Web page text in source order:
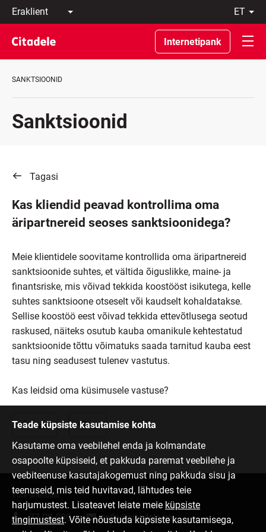
Eraklient
Äriklient
Pangast
C
REWARDS
et
Eesti
По-
русски
In
Internetipank
SANKTSIOONID
Sanktsioonid
Tagasi
Kas kliendid peavad kontrollima oma
äripartnereid seoses sanktsioonidega?
Meie klientidele soovitame kontrollida oma äripartnereid
sanktsioonide suhtes, et vältida õiguslikke, maine- ja
finantsriske, mis võivad tekkida koostööst isikutega, kelle
suhtes sanktsioone otseselt või kaudselt kohaldatakse.
Sellise koostöö eest võivad tekkida ettevõtlusega seotud
raskused, näiteks osutub kauba omanikule kehtestatud
sanktsioonide tõttu võimatuks saada tarnitud kauba eest
tasu ning seadusest tulenev vastutus.
Kas leidsid oma küsimusele vastuse?
Jah Ei
Teade küpsiste kasutamise kohta
Kasutame oma veebilehel enda ja kolmandate
osapoolte küpsiseid, et pakkuda paremat veebilehe ja
veebiteenuse kasutajakogemust ning pakkuda sisu ja
teenuseid, mis teid huvitavad, lähtudes teie
harjumustest. Lisateavet leiate meie küpsiste
tingimustest. Võite nõustuda küpsiste kasutamisega,
Võta ühendust
77 00 000 info@citadele.ee